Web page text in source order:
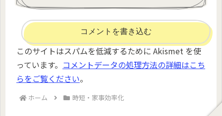
コメントを書き込む
このサイトはスパムを低減するために Akismet を使
っています。 コメントデータの処理方法の詳細はこち
らをご覧ください。
ホーム 時短・家事効率化